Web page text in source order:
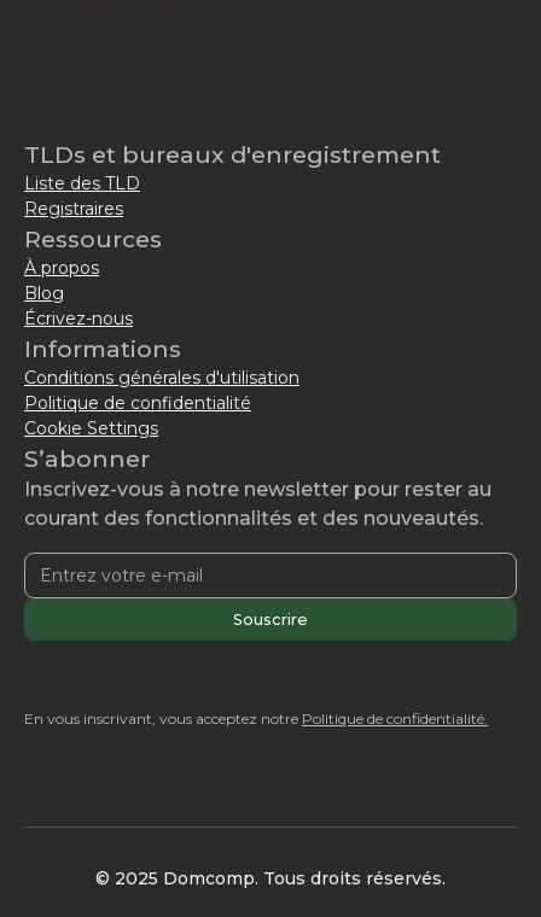
TLDs et bureaux d'enregistrement
Liste des TLD
Registraires
Ressources
À propos
Blog
Écrivez-nous
Informations
Conditions générales d'utilisation
Politique de confidentialité
Cookie Settings
S’abonner
Inscrivez-vous à notre newsletter pour rester au
courant des fonctionnalités et des nouveautés.
En vous inscrivant, vous acceptez notre Politique de confidentialité.
© 2025 Domcomp. Tous droits réservés.